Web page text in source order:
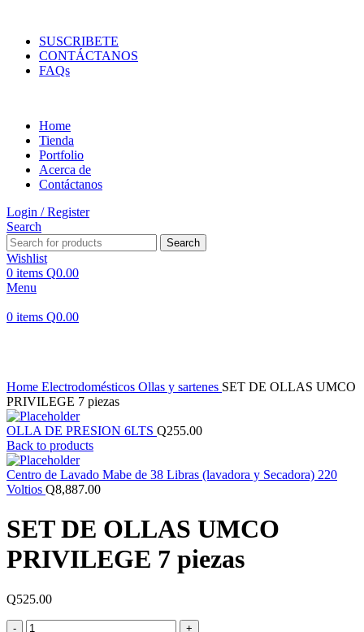
SUSCRIBETE
CONTÁCTANOS
FAQs
Home
Tienda
Portfolio
Acerca de
Contáctanos
Login / Register
Search
Search
Wishlist
0 items Q0.00
Menu
0 items Q0.00
Home Electrodomésticos Ollas y sartenes SET DE OLLAS UMCO
PRIVILEGE 7 piezas
OLLA DE PRESION 6LTS Q255.00
Back to products
Centro de Lavado Mabe de 38 Libras (lavadora y Secadora) 220
Voltios Q8,887.00
SET DE OLLAS UMCO
PRIVILEGE 7 piezas
Q525.00
SET